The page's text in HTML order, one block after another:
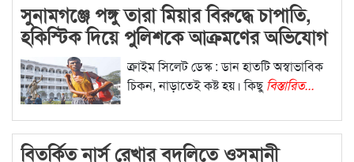
সুনামগঞ্জে পঙ্গু তারা মিয়ার বিরুদ্ধে চাপাতি,
হকিস্টিক দিয়ে পুলিশকে আক্রমণের অভিযোগ
ক্রাইম সিলেট ডেস্ক : ডান হাতটি অস্বাভাবিক
চিকন, নাড়াতেই কষ্ট হয়। কিছু বিস্তারিত...
বিতর্কিত নার্স রেখার বদলিতে ওসমানী